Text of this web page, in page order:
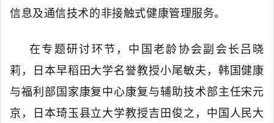
信息及通信技术的非接触式健康管理服务。
在专题研讨环节，中国老龄协会副会长吕晓
莉，日本早稻田大学名誉教授小尾敏夫，韩国健康
与福利部国家康复中心康复与辅助技术部主任宋元
京，日本琦玉县立大学教授吉田俊之，中国人民大